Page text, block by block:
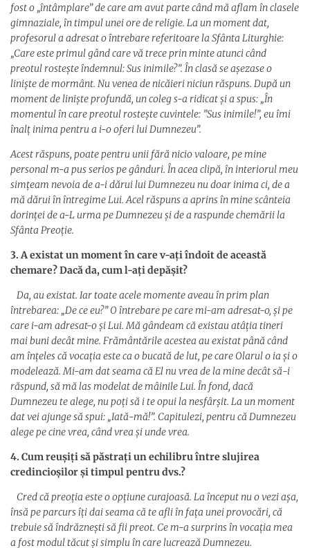
fost o „întâmplare” de care am avut parte când mă aflam în clasele
gimnaziale, în timpul unei ore de religie. La un moment dat,
profesorul a adresat o întrebare referitoare la Sfânta Liturghie:
„Care este primul gând care vă trece prin minte atunci când
preotul rostește îndemnul: Sus inimile?”. În clasă se așezase o
liniște de mormânt. Nu venea de nicăieri niciun răspuns. După un
moment de liniște profundă, un coleg s-a ridicat și a spus: „În
momentul în care preotul rostește cuvintele: ”Sus inimile!”, eu îmi
înalț inima pentru a i-o oferi lui Dumnezeu”.
Acest răspuns, poate pentru unii fără nicio valoare, pe mine
personal m-a pus serios pe gânduri. În acea clipă, în interiorul meu
simțeam nevoia de a-i dărui lui Dumnezeu nu doar inima ci, de a
mă dărui în întregime Lui. Acel răspuns a aprins în mine scânteia
dorinței de a-L urma pe Dumnezeu și de a raspunde chemării la
Sfânta Preoție.
3. A existat un moment în care v-ați îndoit de această
chemare? Dacă da, cum l-ați depășit?
Da, au existat. Iar toate acele momente aveau în prim plan
întrebarea: „De ce eu?” O întrebare pe care mi-am adresat-o, și pe
care i-am adresat-o și Lui. Mă gândeam că existau atâția tineri
mai buni decât mine. Frământările acestea au existat până când
am înțeles că vocația este ca o bucată de lut, pe care Olarul o ia și o
modelează. Mi-am dat seama că El nu vrea de la mine decât să-i
răspund, să mă las modelat de mâinile Lui. În fond, dacă
Dumnezeu te alege, nu poți să i te opui la nesfârșit. La un moment
dat vei ajunge să spui: „Iată-mă!”. Capitulezi, pentru că Dumnezeu
alege pe cine vrea, când vrea și unde vrea.
4. Cum reușiți să păstrați un echilibru între slujirea
credincioșilor și timpul pentru dvs.?
Cred că preoția este o opțiune curajoasă. La început nu o vezi așa,
însă pe parcurs îți dai seama că te afli în fața unei provocări, că
trebuie să îndrăznești să fii preot. Ce m-a surprins în vocația mea
a fost modul tăcut și simplu în care lucrează Dumnezeu.